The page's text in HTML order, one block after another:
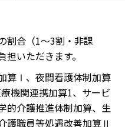
割合（1～3割・非課
いただきます。
算Ⅰ、夜間看護体制加算
機関連携加算1、サービ
的介護推進体制加算、生
護職員等処遇改善加算Ⅱ